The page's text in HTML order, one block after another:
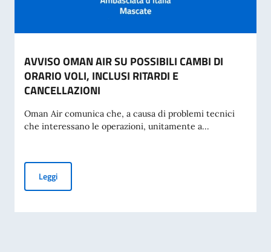
AVVISO OMAN AIR SU POSSIBILI CAMBI DI
ORARIO VOLI, INCLUSI RITARDI E
CANCELLAZIONI
Oman Air comunica che, a causa di problemi tecnici
che interessano le operazioni, unitamente a...
LeggiAVVISO OMAN AIR SU POSSIBILI CAMBI DI ORARIO VOLI,